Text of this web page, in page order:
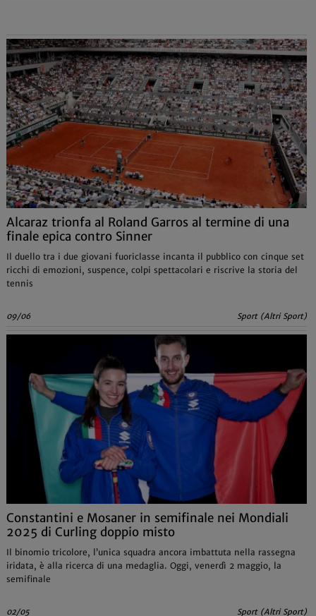
Alcaraz trionfa al Roland Garros al termine di una
finale epica contro Sinner
Il duello tra i due giovani fuoriclasse incanta il pubblico con cinque set
ricchi di emozioni, suspence, colpi spettacolari e riscrive la storia del
tennis
09/06 Sport (Altri Sport)
Constantini e Mosaner in semifinale nei Mondiali
2025 di Curling doppio misto
Il binomio tricolore, l’unica squadra ancora imbattuta nella rassegna
iridata, è alla ricerca di una medaglia. Oggi, venerdì 2 maggio, la
semifinale
02/05 Sport (Altri Sport)